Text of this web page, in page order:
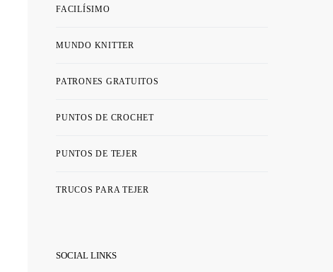
FACILÍSIMO
MUNDO KNITTER
PATRONES GRATUITOS
PUNTOS DE CROCHET
PUNTOS DE TEJER
TRUCOS PARA TEJER
SOCIAL LINKS